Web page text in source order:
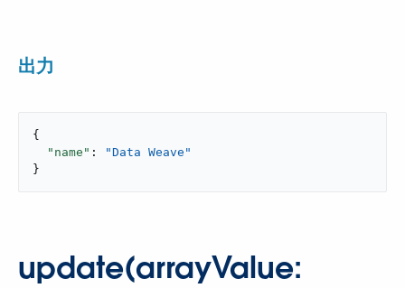
出力
{
"name" :
"Data Weave"
}
update(arrayValue: